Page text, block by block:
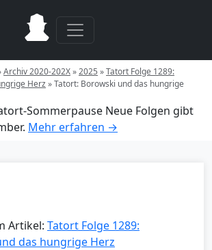
Archiv 2020-202X»2025 »Tatort Folge 1289:
Herz»Tatort: Borowski und das hungrige
Sommerpause Neue Folgen gibt
Mehr erfahren →
Artikel: Tatort Folge 1289:
das hungrige Herz